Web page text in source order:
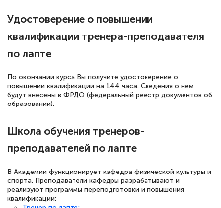
количество тематической литературы,
пособий и учебников доступно на время
прохождения курса, удобная система
каком этапе…
Удостоверение о повышении
квалификации тренера-преподавателя
по лапте
По окончании курса Вы получите удостоверение о
повышении квалификации на 144 часа. Сведения о нем
будут внесены в ФРДО (федеральный реестр документов об
образовании).
Школа обучения тренеров-
преподавателей по лапте
В Академии функционирует кафедра физической культуры и
спорта. Преподаватели кафедры разрабатывают и
реализуют программы переподготовки и повышения
квалификации: